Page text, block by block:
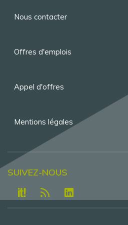
Menu
de
Nous contacter
Offres d'emplois
Appel d'offres
Mentions légales
SUIVEZ-NOUS